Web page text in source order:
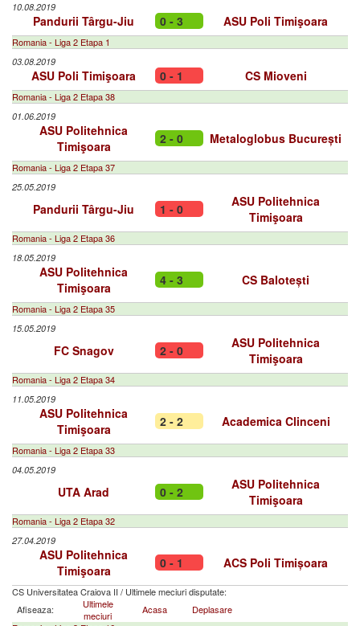
10.08.2019
Pandurii Târgu-Jiu 0 - 3 ASU Poli Timişoara
Romania - Liga 2 Etapa 1
03.08.2019
ASU Poli Timişoara 0 - 1 CS Mioveni
Romania - Liga 2 Etapa 38
01.06.2019
ASU Politehnica
Timişoara
2 - 0 Metaloglobus București
Romania - Liga 2 Etapa 37
25.05.2019
Pandurii Târgu-Jiu 1 - 0
ASU Politehnica
Timişoara
Romania - Liga 2 Etapa 36
18.05.2019
ASU Politehnica
Timişoara
4 - 3 CS Balotești
Romania - Liga 2 Etapa 35
15.05.2019
FC Snagov 2 - 0
ASU Politehnica
Timişoara
Romania - Liga 2 Etapa 34
11.05.2019
ASU Politehnica
Timişoara
2 - 2 Academica Clinceni
Romania - Liga 2 Etapa 33
04.05.2019
UTA Arad 0 - 2
ASU Politehnica
Timişoara
Romania - Liga 2 Etapa 32
27.04.2019
ASU Politehnica
Timişoara
0 - 1 ACS Poli Timișoara
CS Universitatea Craiova II / Ultimele meciuri disputate:
Afiseaza:
Ultimele
meciuri
Acasa
Deplasare